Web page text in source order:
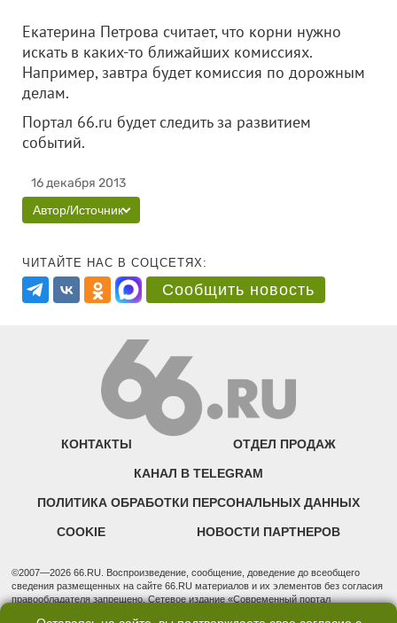
Екатерина Петрова считает, что корни нужно
искать в каких-то ближайших комиссиях.
Например, завтра будет комиссия по дорожным
делам.
Портал 66.ru будет следить за развитием
событий.
16 декабря 2013
Автор/Источник
ЧИТАЙТЕ НАС В СОЦСЕТЯХ:
Сообщить новость
КОНТАКТЫ ОТДЕЛ ПРОДАЖ
КАНАЛ В TELEGRAM
ПОЛИТИКА ОБРАБОТКИ ПЕРСОНАЛЬНЫХ ДАННЫХ
COOKIE НОВОСТИ ПАРТНЕРОВ
©2007—2026 66.RU. Воспроизведение, сообщение, доведение до всеобщего
сведения размещенных на сайте 66.RU материалов и их элементов без согласия
правообладателя запрещено. Сетевое издание «Современный портал